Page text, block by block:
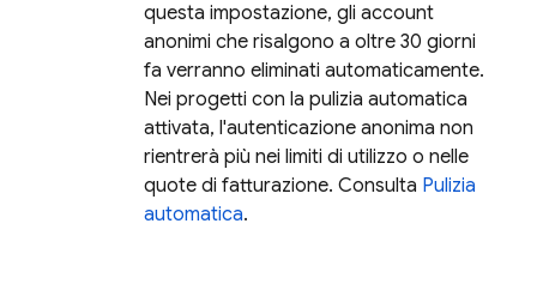
questa impostazione, gli account
anonimi che risalgono a oltre 30 giorni
fa verranno eliminati automaticamente.
Nei progetti con la pulizia automatica
attivata, l'autenticazione anonima non
rientrerà più nei limiti di utilizzo o nelle
quote di fatturazione. Consulta Pulizia
automatica.